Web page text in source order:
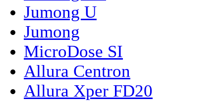
Jumong U
Jumong
MicroDose SI
Allura Centron
Allura Xper FD20